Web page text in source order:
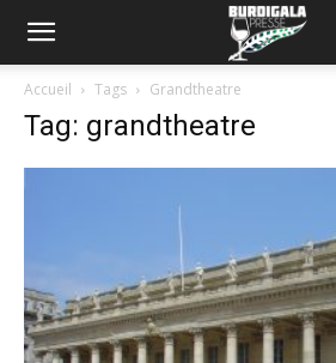
Accueil Tags Grandtheatre
Tag: grandtheatre